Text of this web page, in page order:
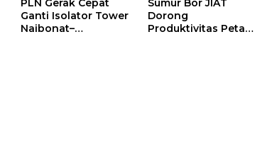
Ganti Isolator Tower
Naibonat–
Dorong
Produktivitas Petani